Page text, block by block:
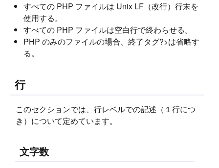
すべての PHP ファイルは Unix LF（改行）行末を
使用する。
すべての PHP ファイルは空白行で終わらせる。
PHP のみのファイルの場合、終了タグ?>は省略す
る。
行
このセクションでは、行レベルでの記述（１行につ
き）について定めています。
文字数